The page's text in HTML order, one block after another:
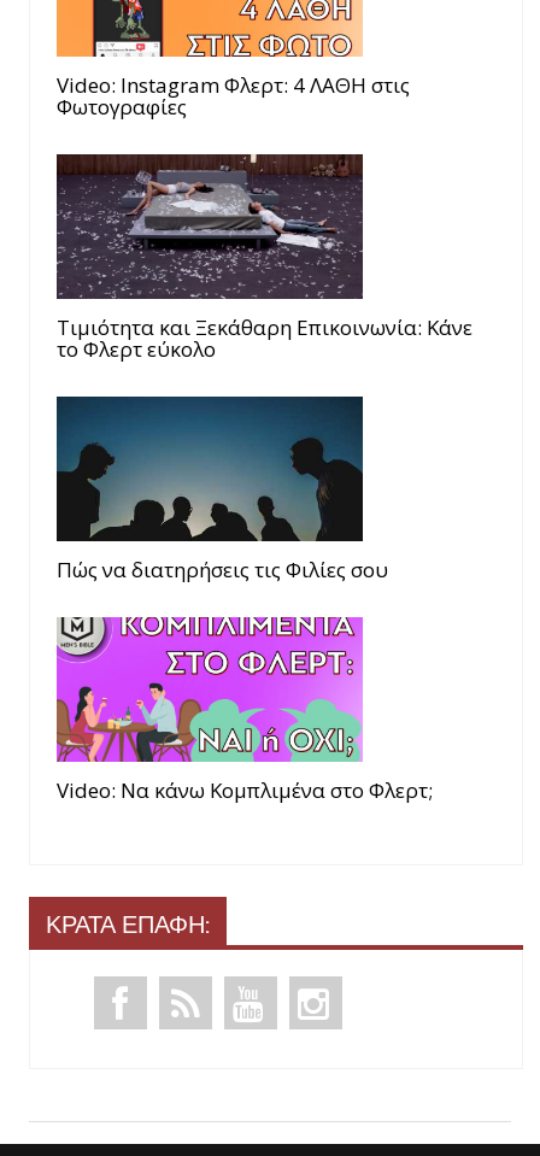
Video: Instagram Φλερτ: 4 ΛΑΘΗ στις
Φωτογραφίες
Τιμιότητα και Ξεκάθαρη Επικοινωνία: Κάνε
το Φλερτ εύκολο
Πώς να διατηρήσεις τις Φιλίες σου
Video: Να κάνω Κομπλιμένα στο Φλερτ;
ΚΡΑΤΑ ΕΠΑΦΗ: